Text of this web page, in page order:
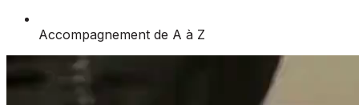
Accompagnement de A à Z